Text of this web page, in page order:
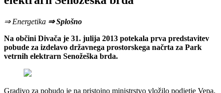
⇒ Energetika ⇒ Splošno
Na občini Divača je 31. julija 2013 potekala prva predstavitev
pobude za izdelavo državnega prostorskega načrta za Park
vetrnih elektrarn Senožeška brda.
Gradivo za pobudo je na pristojno ministrstvo vložilo podjetje Vepa,